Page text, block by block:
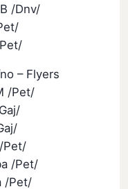
/Dnv/
– Flyers
/Pet/
Pet/
/Pet/
/Pet/